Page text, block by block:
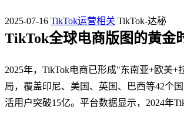
2025-07-16 TikTok运营相关 TikTok-达秘
TikTok全球电商版图的黄金
2025年，TikTok电商已形成"东南亚+欧美+
局，覆盖印尼、美国、英国、巴西等42个
活用户突破15亿。平台数据显示，2024年